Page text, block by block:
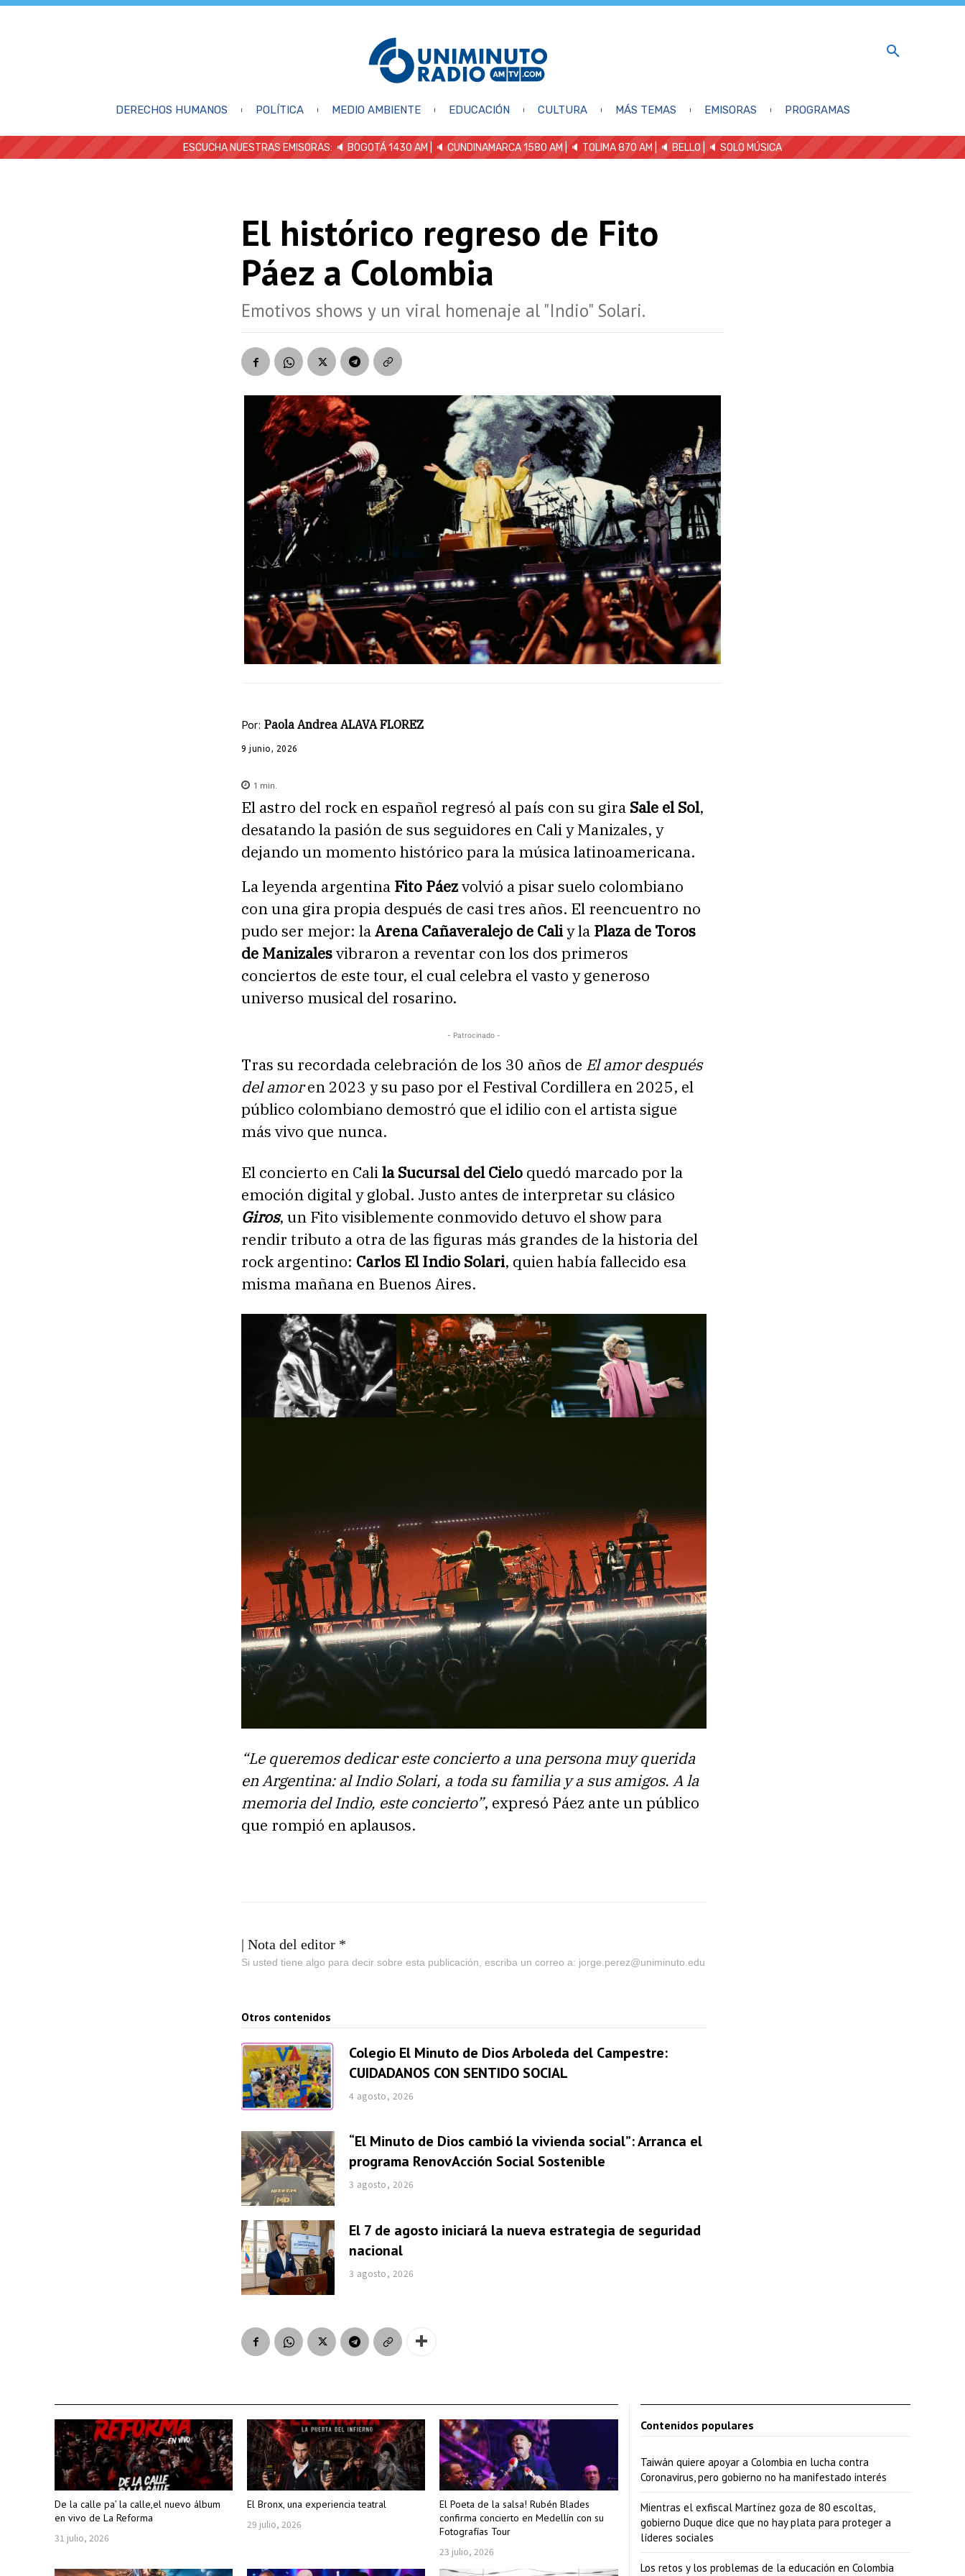
DERECHOS HUMANOS POLÍTICA MEDIO AMBIENTE EDUCACIÓN CULTURA MÁS TEMAS EMISORAS PROGRAMAS
ESCUCHA NUESTRAS EMISORAS: 🔈 BOGOTÁ 1430 AM | 🔈 CUNDINAMARCA 1580 AM | 🔈 TOLIMA 870 AM | 🔈 BELLO 🔈 SOLO MÚSICA
El histórico regreso de Fito
Páez a Colombia
Emotivos shows y un viral homenaje al "Indio" Solari.
Por: Paola Andrea ALAVA FLOREZ
9 junio, 2026
1 min.
El astro del rock en español regresó al país con su gira Sale el Sol,
desatando la pasión de sus seguidores en Cali y Manizales, y
dejando un momento histórico para la música latinoamericana.
La leyenda argentina Fito Páezvolvió a pisar suelo colombiano
con una gira propia después de casi tres años. El reencuentro no
pudo ser mejor: laArena Cañaveralejo de Caliy la Plaza de Toros
de Manizalesvibraron a reventar con los dos primeros
conciertos de este tour, el cual celebra el vasto y generoso
universo musical del rosarino.
- Patrocinado -
Tras su recordada celebración de los 30 años de El amor después
del amoren 2023 y su paso por el Festival Cordillera en 2025, el
público colombiano demostró que el idilio con el artista sigue
más vivo que nunca.
El concierto en Calila Sucursal del Cielo quedó marcado por la
emoción digital y global. Justo antes de interpretar su clásico
Giros, un Fito visiblemente conmovido detuvo el show para
rendir tributo a otra de las figuras más grandes de la historia del
rock argentino: Carlos El Indio Solari, quien había fallecido esa
misma mañana en Buenos Aires.
“Le queremos dedicar este concierto a una persona muy querida
en Argentina: al Indio Solari, a toda su familia y a sus amigos. A la
memoria del Indio, este concierto”, expresó Páez ante un público
que rompió en aplausos.
| Nota del editor *
Si usted tiene algo para decir sobre esta publicación, escriba un correo a: jorge.perez@uniminuto.edu
Otros contenidos
Colegio El Minuto de Dios Arboleda del Campestre:
CUIDADANOS CON SENTIDO SOCIAL
4 agosto, 2026
“El Minuto de Dios cambió la vivienda social”: Arranca el
programa RenovAcción Social Sostenible
3 agosto, 2026
El 7 de agosto iniciará la nueva estrategia de seguridad
nacional
3 agosto, 2026
De la calle pa’ la calle,el nuevo álbum
en vivo de La Reforma
31 julio, 2026
El Bronx, una experiencia teatral
29 julio, 2026
El Poeta de la salsa! Rubén Blades
confirma concierto en Medellín con su
Fotografías Tour
23 julio, 2026
Contenidos populares
Taiwán quiere apoyar a Colombia en lucha contra
Coronavirus, pero gobierno no ha manifestado interés
Mientras el exfiscal Martínez goza de 80 escoltas,
gobierno Duque dice que no hay plata para proteger a
líderes sociales
Los retos y los problemas de la educación en Colombia